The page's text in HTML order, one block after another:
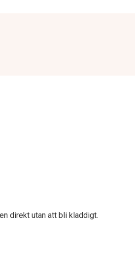
direkt utan att bli kladdigt.